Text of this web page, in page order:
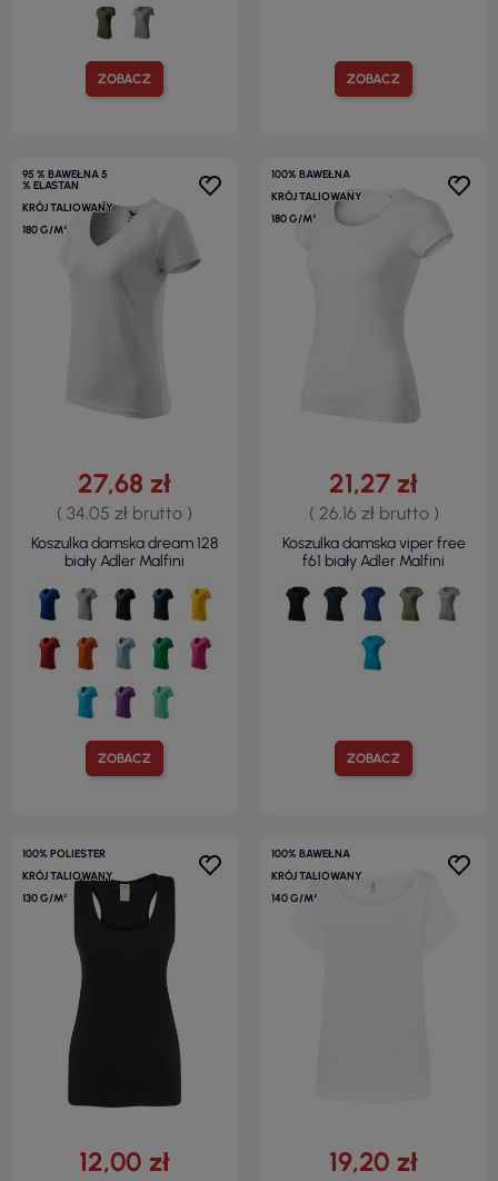
ZOBACZ ZOBACZ
95 % BAWEŁNA 5
% ELASTAN
KRÓJ TALIOWANY
180 G/M²
ZOBACZ
27,68 zł
( 34,05 zł brutto )
Koszulka damska dream 128
biały Adler Malfini
100% BAWEŁNA
KRÓJ TALIOWANY
180 G/M²
ZOBACZ
21,27 zł
( 26,16 zł brutto )
Koszulka damska viper free
f61 biały Adler Malfini
100% POLIESTER
KRÓJ TALIOWANY
130 G/M²
12,00 zł
100% BAWEŁNA
KRÓJ TALIOWANY
140 G/M²
19,20 zł